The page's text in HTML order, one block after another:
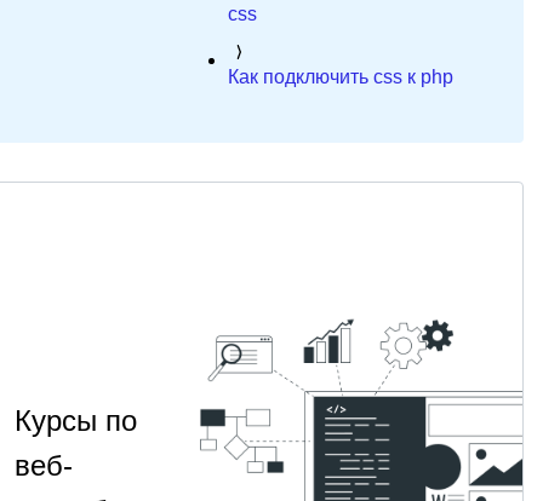
css
Как подключить css к php
Курсы по
веб-